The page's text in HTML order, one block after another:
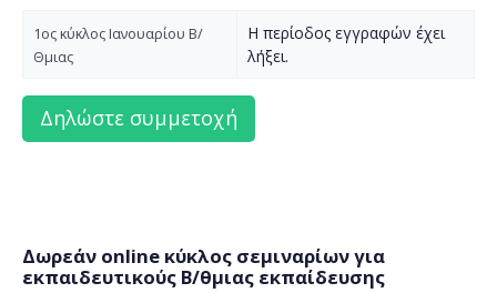
1ος κύκλος Ιανουαρίου Β/
Θμιας
Η περίοδος εγγραφών έχει
λήξει.
Δωρεάν online κύκλος σεμιναρίων για
εκπαιδευτικούς Β/θμιας εκπαίδευσης